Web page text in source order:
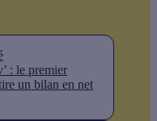
: le premier
un bilan en net